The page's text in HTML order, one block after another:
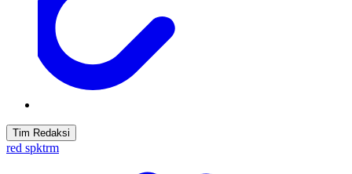
Tim Redaksi
red spktrm